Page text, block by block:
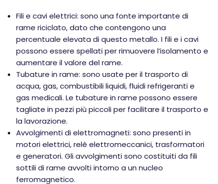
Fili e cavi elettrici: sono una fonte importante di
rame riciclato, dato che contengono una
percentuale elevata di questo metallo. I fili e i cavi
possono essere spellati per rimuovere l’isolamento e
aumentare il valore del rame.
Tubature in rame: sono usate per il trasporto di
acqua, gas, combustibili liquidi, fluidi refrigeranti e
gas medicali. Le tubature in rame possono essere
tagliate in pezzi più piccoli per facilitare il trasporto e
la lavorazione.
Avvolgimenti di elettromagneti: sono presenti in
motori elettrici, relè elettromeccanici, trasformatori
e generatori. Gli avvolgimenti sono costituiti da fili
sottili di rame avvolti intorno a un nucleo
ferromagnetico.